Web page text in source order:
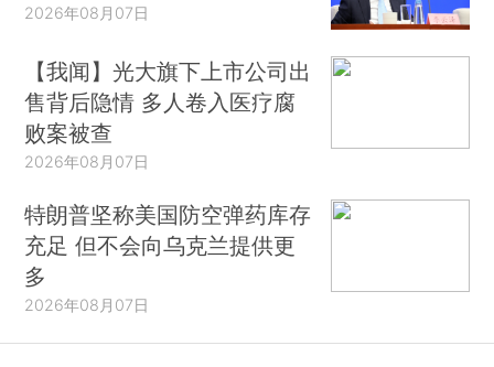
2026年08月07日
【我闻】光大旗下上市公司出
售背后隐情 多人卷入医疗腐
败案被查
2026年08月07日
特朗普坚称美国防空弹药库存
充足 但不会向乌克兰提供更
多
2026年08月07日